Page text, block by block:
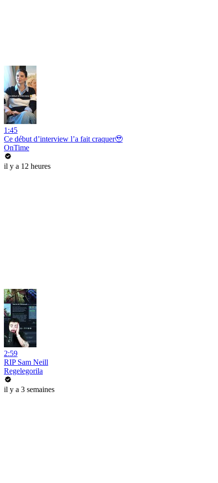
1:45
Ce début d’interview l’a fait craquer🥹
OnTime
il y a 12 heures
2:59
RIP Sam Neill
Regelegorila
il y a 3 semaines